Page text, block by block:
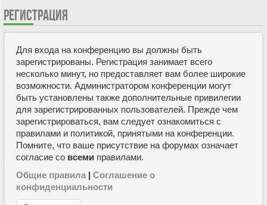
РЕГИСТРАЦИЯ
Для входа на конференцию вы должны быть
зарегистрированы. Регистрация занимает всего
несколько минут, но предоставляет вам более широкие
возможности. Администратором конференции могут
быть установлены также дополнительные привилегии
для зарегистрированных пользователей. Прежде чем
зарегистрироваться, вам следует ознакомиться с
правилами и политикой, принятыми на конференции.
Помните, что ваше присутствие на форумах означает
согласие со всеми правилами.
Общие правила | Соглашение о
конфиденциальности